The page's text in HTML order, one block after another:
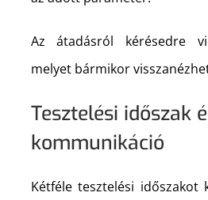
Az átadásról kérésedre
melyet bármikor
Tesztelési időszak
kommunikáció
Kétféle tesztelési időszakot